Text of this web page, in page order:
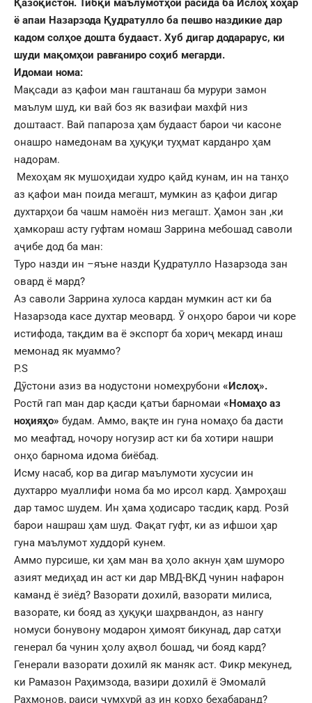
Қазоқистон. Тибқи маълумотҳои расида ба Ислоҳ хоҳар
ё апаи Назарзода Қудратулло ба пешво наздикие дар
кадом солҳое дошта будааст. Хуб дигар додарарус, ки
шуди мақомҳои равғаниро соҳиб мегарди.
Идомаи нома:
Мақсади аз қафои ман гаштанаш ба мурури замон
маълум шуд, ки вай боз як вазифаи махфӣ низ
доштааст. Вай папароза ҳам будааст барои чи касоне
онашро намедонам ва ҳуқуқи туҳмат карданро ҳам
надорам.
Мехоҳам як мушоҳидаи худро қайд кунам, ин на танҳо
аз қафои ман поида мегашт, мумкин аз қафои дигар
духтарҳои ба чашм намоён низ мегашт. Ҳамон зан ,ки
ҳамкораш асту гуфтам номаш Заррина мебошад саволи
аҷибе дод ба ман:
Туро назди ин –яъне назди Қудратулло Назарзода зан
овард ё мард?
Аз саволи Заррина хулоса кардан мумкин аст ки ба
Назарзода касе духтар меовард. Ӯ онҳоро барои чи коре
истифода, тақдим ва ё экспорт ба хориҷ мекард инаш
мемонад як муаммо?
P.S
Дӯстони азиз ва нодустони номеҳрубони «Ислоҳ».
Ростӣ гап ман дар қасди қатъи барномаи «Номаҳо аз
ноҳияҳо» будам. Аммо, вақте ин гуна номаҳо ба дасти
мо меафтад, ночору ногузир аст ки ба хотири нашри
онҳо барнома идома биёбад.
Исму насаб, кор ва дигар маълумоти хусусии ин
духтарро муаллифи нома ба мо ирсол кард. Ҳамроҳаш
дар тамос шудем. Ин ҳама ҳодисаро тасдиқ кард. Розӣ
барои нашраш ҳам шуд. Фақат гуфт, ки аз ифшои ҳар
гуна маълумот худдорӣ кунем.
Аммо пурсише, ки ҳам ман ва ҳоло акнун ҳам шуморо
азият медиҳад ин аст ки дар МВД-ВКД чунин нафарон
каманд ё зиёд? Вазорати дохилӣ, вазорати милиса,
вазорате, ки бояд аз ҳуқуқи шаҳрвандон, аз нангу
номуси бонувону модарон ҳимоят бикунад, дар сатҳи
генерал ба чунин ҳолу аҳвол бошад, чи бояд кард?
Генерали вазорати дохилӣ як маняк аст. Фикр мекунед,
ки Рамазон Раҳимзода, вазири дохилӣ ё Эмомалӣ
Раҳмонов, раиси ҷумҳурӣ аз ин корҳо бехабаранд?